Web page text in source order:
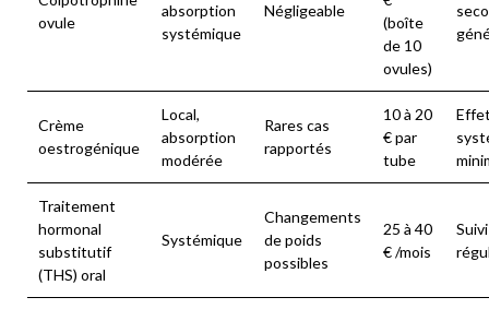
ovule
absorption
systémique
Négligeable
(boîte
de 10
ovules)
Crème
oestrogénique
Local,
absorption
modérée
Rares cas
rapportés
10 à 20
€ par
tube
Traitement
hormonal
substitutif
(THS) oral
Systémique
Changements
de poids
possibles
25 à 40
€ /mois